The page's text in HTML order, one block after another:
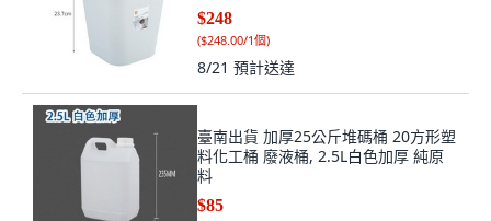
$248
($248.00/1個)
8/21 預計送達
臺南出貨 加厚25公斤堆碼桶 20方形塑
料化工桶 廢液桶, 2.5L白色加厚 純原
料
$85